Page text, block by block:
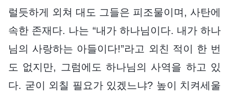
럴듯하게 외쳐 대도 그들은 피조물이며, 사탄에
속한 존재다. 나는 “내가 하나님이다. 내가 하나
님의 사랑하는 아들이다!”라고 외친 적이 한 번
도 없지만, 그럼에도 하나님의 사역을 하고 있
다. 굳이 외칠 필요가 있겠느냐? 높이 치켜세울